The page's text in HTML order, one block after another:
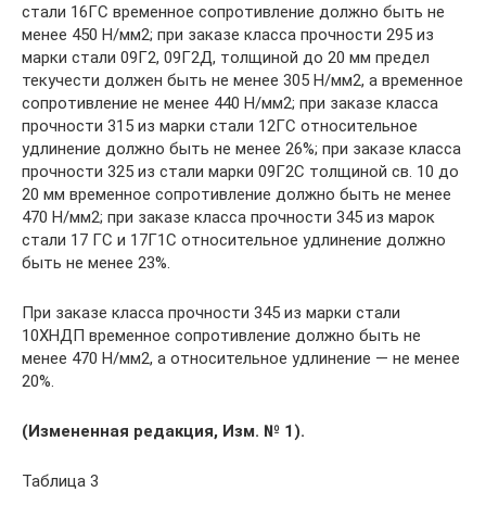
стали 16ГС временное сопротивление должно быть не
менее 450 Н/мм2; при заказе класса прочности 295 из
марки стали 09Г2, 09Г2Д, толщиной до 20 мм предел
текучести должен быть не менее 305 Н/мм2, а временное
сопротивление не менее 440 Н/мм2; при заказе класса
прочности 315 из марки стали 12ГС относительное
удлинение должно быть не менее 26%; при заказе класса
прочности 325 из стали марки 09Г2С толщиной св. 10 до
20 мм временное сопротивление должно быть не менее
470 Н/мм2; при заказе класса прочности 345 из марок
стали 17 ГС и 17Г1С относительное удлинение должно
быть не менее 23%.
При заказе класса прочности 345 из марки стали
10ХНДП временное сопротивление должно быть не
менее 470 Н/мм2, а относительное удлинение — не менее
20%.
(Измененная редакция, Изм. № 1).
Таблица 3